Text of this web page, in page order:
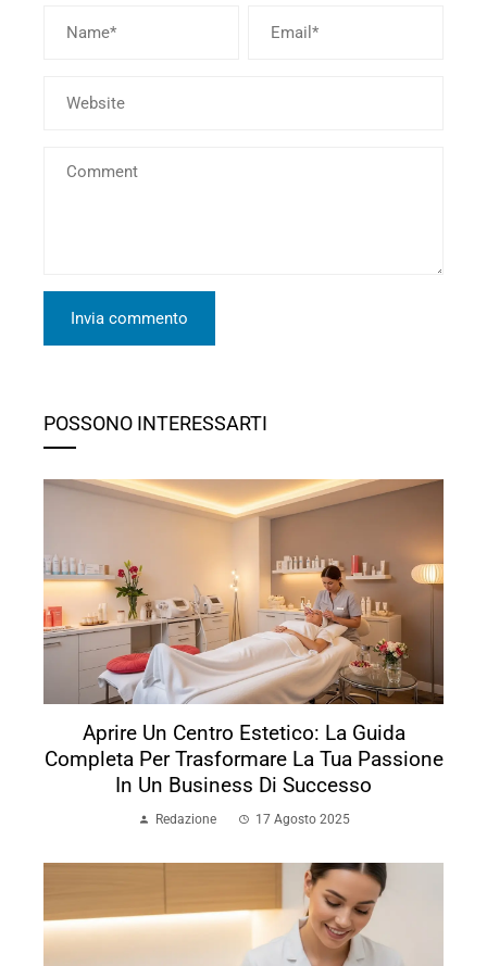
POSSONO INTERESSARTI
Aprire Un Centro Estetico: La Guida
Completa Per Trasformare La Tua Passione
In Un Business Di Successo
Redazione 17 Agosto 2025